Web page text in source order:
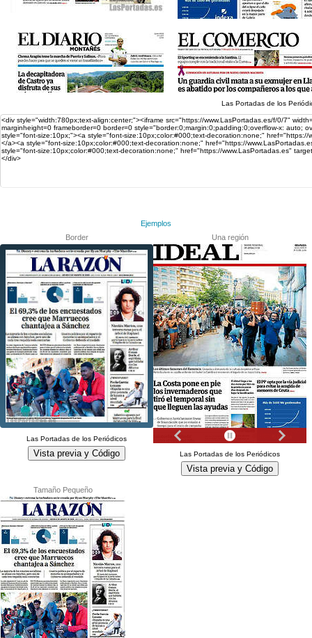
Las Portadas de los
Ejemplos
Border
Las Portadas de los Periódicos
Vista previa y Código
Una región
Las Portadas de los Periódicos
Vista previa y Código
Tamaño Pequeño